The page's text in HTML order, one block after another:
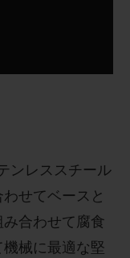
ンレススチール
せてベースと
合わせて腐食
械に最適な堅